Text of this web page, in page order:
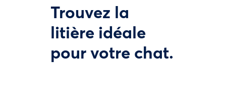
Trouvez la
litière idéale
pour votre chat.